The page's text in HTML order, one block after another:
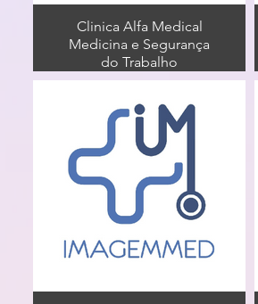
Clinica Alfa Medical
Medicina e Segurança
do Trabalho